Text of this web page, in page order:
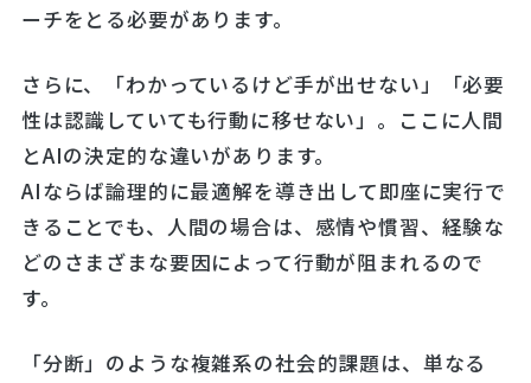
ーチをとる必要があります。
さらに、「わかっているけど手が出せない」「必要
性は認識していても行動に移せない」。ここに人間
とAIの決定的な違いがあります。
AIならば論理的に最適解を導き出して即座に実行で
きることでも、人間の場合は、感情や慣習、経験な
どのさまざまな要因によって行動が阻まれるので
す。
「分断」のような複雑系の社会的課題は、単なる